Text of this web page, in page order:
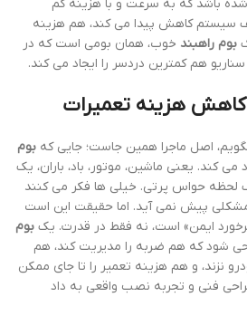
باشد که به سرعت و با هزینه کم
سیستم کاهش پیدا می کند، هم هزینه
بوم راهبند خوب، همان بومی است که در
سناریو هم کمترین دردسر را ایجاد می کند.
کاهش هزینه تعمیرات
اصل ماجرا همین جاست؛ جایی که بوم
می کند. یعنی ماشین، موتور، باد، باران، یک
لحظه حواس پرتی. خیلی ها فکر می کنند
مشکلی پیش نمی آید. اما حقیقت این است
ایمن» است، نه فقط در قدرت. یک بوم
شود که هم ضربه را مدیریت کند، هم
و هم هزینه تعمیر را تا جای ممکن
فنی و تجربه نصب واقعی به داد